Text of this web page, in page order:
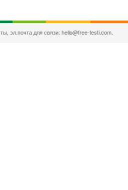
эл.почта для связи: hello@free-testi.com.